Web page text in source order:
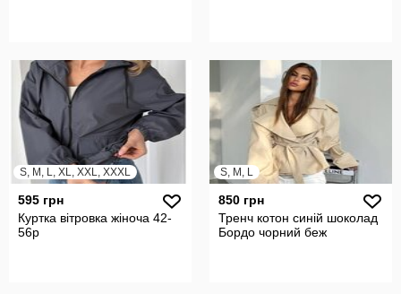
S, M, L, XL, XXL, XXXL
595 грн
Куртка вітровка жіноча 42-
56р
S, M, L
850 грн
Тренч котон синій шоколад
Бордо чорний беж